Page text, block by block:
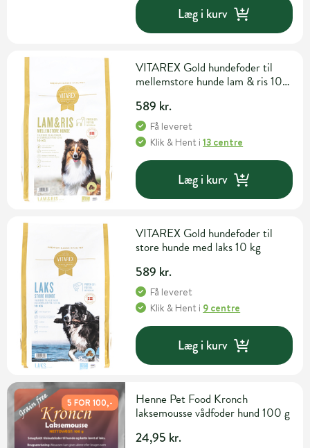
Læg i kurv
VITAREX Gold hundefoder til
mellemstore hunde lam & ris 10
589 kr.
Få leveret
Klik & Hent i13 centre
Læg i kurv
VITAREX Gold hundefoder til
store hunde med laks 10 kg
589 kr.
Få leveret
Klik & Hent i 9 centre
Læg i kurv
5 FOR 100,-
Henne Pet Food Kronch
laksemousse vådfoder hund 100 g
24,95 kr.